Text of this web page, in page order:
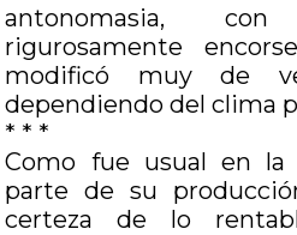
antonomasia,
rigurosamente
modificó muy de
dependiendo del clima
* * *
Como fue usual en la
parte de su
certeza de lo